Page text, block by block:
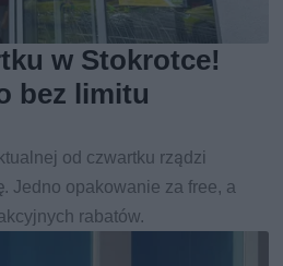
w Stokrotce!
bez limitu
od czwartku rządzi
Jedno opakowanie za free, a
rabatów.